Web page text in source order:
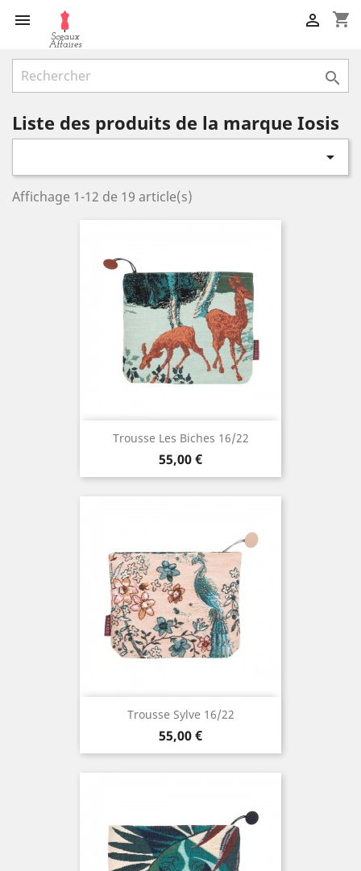
 shopping_cart


Liste des produits de la marque Iosis

Affichage 1-12 de 19 article(s)
Trousse Les Biches 16/22
Prix
55,00 €
Trousse Sylve 16/22
Prix
55,00 €